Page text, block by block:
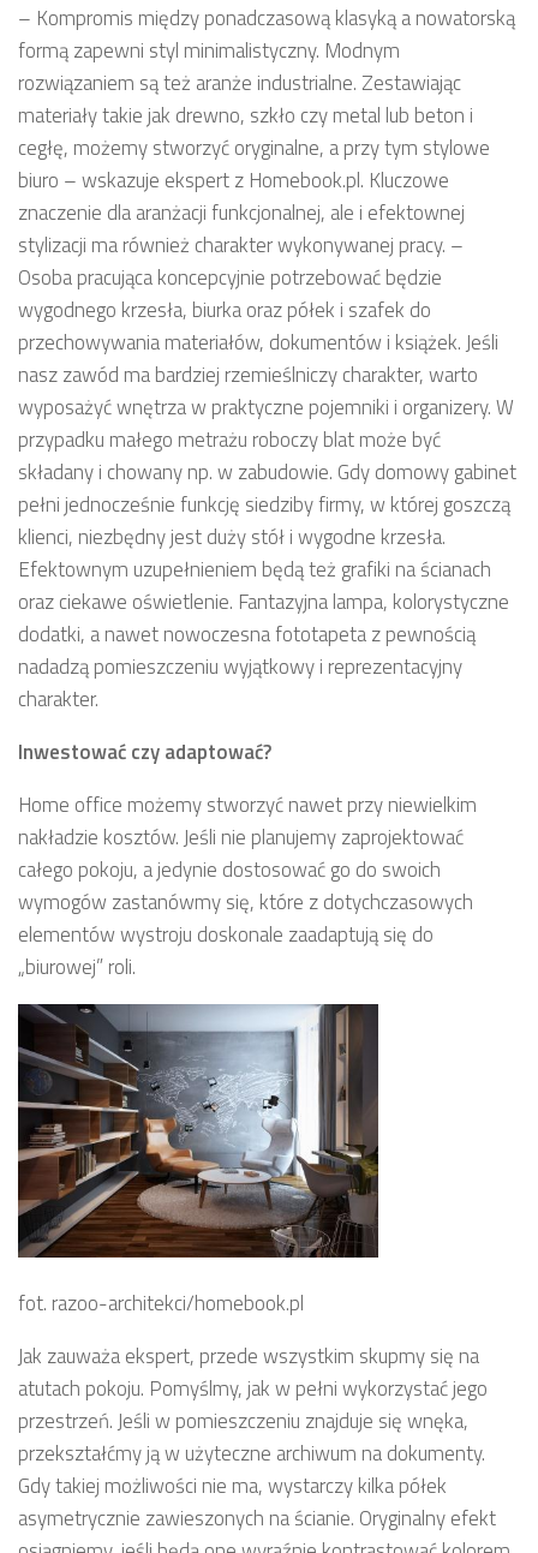
– Kompromis między ponadczasową klasyką a nowatorską
formą zapewni styl minimalistyczny. Modnym
rozwiązaniem są też aranże industrialne. Zestawiając
materiały takie jak drewno, szkło czy metal lub beton i
cegłę, możemy stworzyć oryginalne, a przy tym stylowe
biuro – wskazuje ekspert z Homebook.pl. Kluczowe
znaczenie dla aranżacji funkcjonalnej, ale i efektownej
stylizacji ma również charakter wykonywanej pracy. –
Osoba pracująca koncepcyjnie potrzebować będzie
wygodnego krzesła, biurka oraz półek i szafek do
przechowywania materiałów, dokumentów i książek. Jeśli
nasz zawód ma bardziej rzemieślniczy charakter, warto
wyposażyć wnętrza w praktyczne pojemniki i organizery. W
przypadku małego metrażu roboczy blat może być
składany i chowany np. w zabudowie. Gdy domowy gabinet
pełni jednocześnie funkcję siedziby firmy, w której goszczą
klienci, niezbędny jest duży stół i wygodne krzesła.
Efektownym uzupełnieniem będą też grafiki na ścianach
oraz ciekawe oświetlenie. Fantazyjna lampa, kolorystyczne
dodatki, a nawet nowoczesna fototapeta z pewnością
nadadzą pomieszczeniu wyjątkowy i reprezentacyjny
charakter.
Inwestować czy adaptować?
Home office możemy stworzyć nawet przy niewielkim
nakładzie kosztów. Jeśli nie planujemy zaprojektować
całego pokoju, a jedynie dostosować go do swoich
wymogów zastanówmy się, które z dotychczasowych
elementów wystroju doskonale zaadaptują się do
„biurowej” roli.
fot. razoo-architekci/homebook.pl
Jak zauważa ekspert, przede wszystkim skupmy się na
atutach pokoju. Pomyślmy, jak w pełni wykorzystać jego
przestrzeń. Jeśli w pomieszczeniu znajduje się wnęka,
przekształćmy ją w użyteczne archiwum na dokumenty.
Gdy takiej możliwości nie ma, wystarczy kilka półek
asymetrycznie zawieszonych na ścianie. Oryginalny efekt